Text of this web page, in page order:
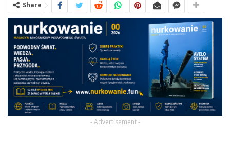
Share
- Advertisement -